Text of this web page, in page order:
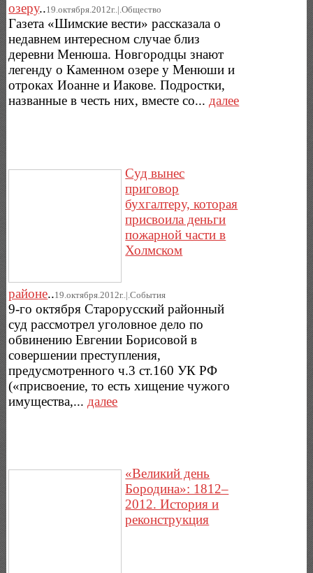
озеру..19.октября.2012г..|.Общество
Газета «Шимские вести» рассказала о
недавнем интересном случае близ
деревни Менюша. Новгородцы знают
легенду о Каменном озере у Менюши и
отроках Иоанне и Иакове. Подростки,
названные в честь них, вместе со...далее
Суд вынес
приговор
бухгалтеру, которая
присвоила деньги
пожарной части в
Холмском
районе..19.октября.2012г..|.Cобытия
9-го октября Старорусский районный
суд рассмотрел уголовное дело по
обвинению Евгении Борисовой в
совершении преступления,
предусмотренного ч.3 ст.160 УК РФ
(«присвоение, то есть хищение чужого
имущества,... далее
«Великий день
Бородина»: 1812–
2012. История и
реконструкция